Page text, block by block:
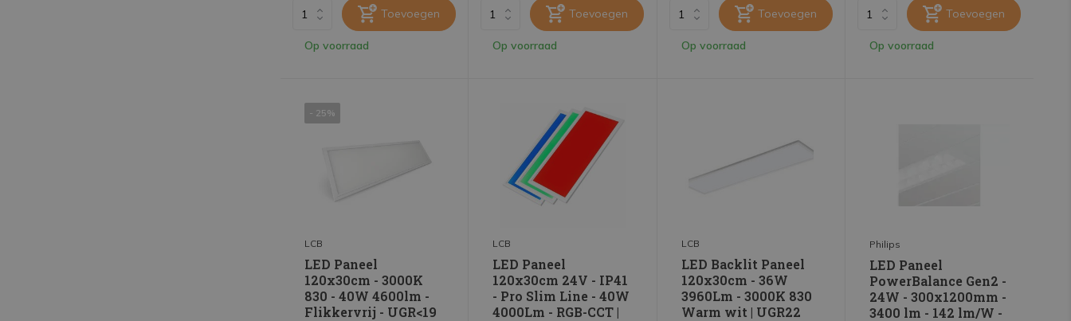
Toevoegen
Op voorraad
Toevoegen
Op voorraad
Toevoegen
Op voorraad
Toevoegen
Op voorraad
- 25%
LCB
LED Paneel
120x30cm - 3000K
830 - 40W 4600lm -
Flikkervrij - UGR<19
LCB
LED Paneel
120x30cm 24V - IP41
- Pro Slim Line - 40W
4000Lm - RGB-CCT |
LCB
LED Backlit Paneel
120x30cm - 36W
3960Lm - 3000K 830
Warm wit | UGR22
Philips
LED Paneel
PowerBalance Gen2 -
24W - 300x1200mm -
3400 lm - 142 lm/W -